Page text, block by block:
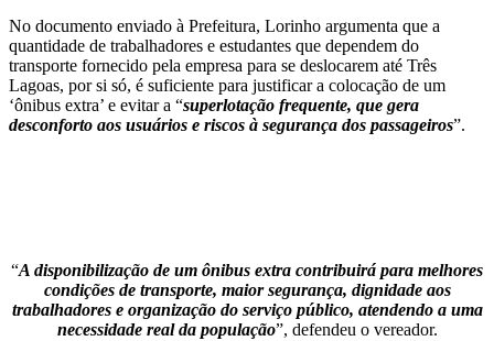
No documento enviado à Prefeitura, Lorinho argumenta que a
quantidade de trabalhadores e estudantes que dependem do
transporte fornecido pela empresa para se deslocarem até Três
Lagoas, por si só, é suficiente para justificar a colocação de um
‘ônibus extra’ e evitar a “superlotação frequente, que gera
desconforto aos usuários e riscos à segurança dos passageiros”.
“A disponibilização de um ônibus extra contribuirá para melhores
condições de transporte, maior segurança, dignidade aos
trabalhadores e organização do serviço público, atendendo a uma
necessidade real da população”, defendeu o vereador.